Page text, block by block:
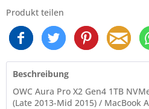
Produkt teilen
Beschreibung
OWC Aura Pro X2 Gen4 1TB
(Late 2013-Mid 2015) / MacBook